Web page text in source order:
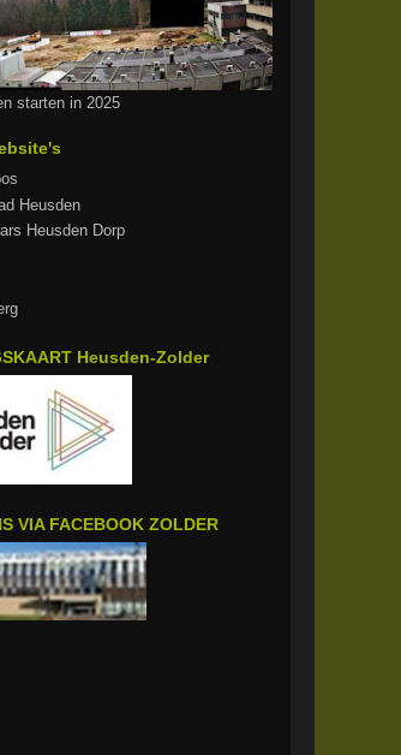
starten in 2025
Heusden
Heusden Dorp
Heusden-Zolder
VIA FACEBOOK ZOLDER